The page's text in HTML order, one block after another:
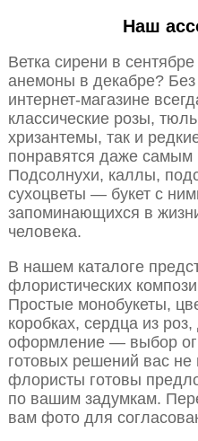
Наш
Ветка сирени в
анемоны в декабре?
интернет-магазине
классические розы,
хризантемы, так и
понравятся даже самым
Подсолнухи, каллы,
сухоцветы — букет с
запоминающихся в
человека.
В нашем каталоге
флористических
Простые монобукеты,
коробках, сердца из
оформление — выбор
готовых решений вас
флористы готовы
по вашим задумкам.
вам фото для